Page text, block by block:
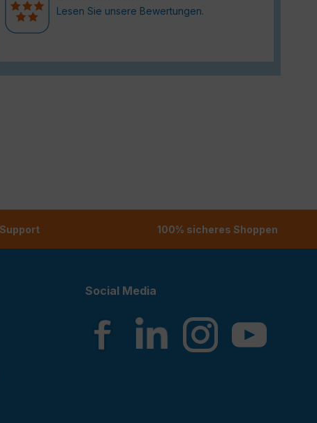
Lesen Sie unsere Bewertungen.
100% sicheres Shoppen
Social Media